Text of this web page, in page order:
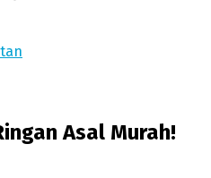
Asal Murah!